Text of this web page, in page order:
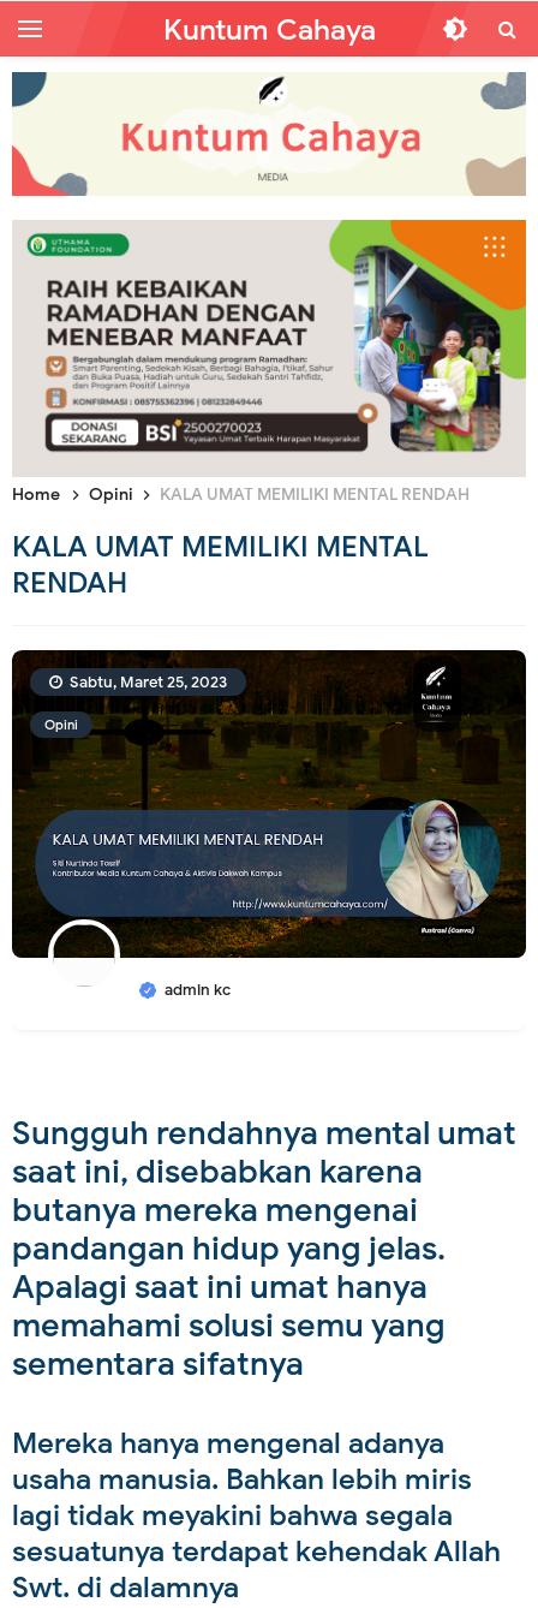
Kuntum Cahaya
Home Opini KALA UMAT MEMILIKI MENTAL RENDAH
KALA UMAT MEMILIKI MENTAL
RENDAH
Opini
admin kc
Sabtu, Maret 25, 2023
Sungguh rendahnya mental umat
saat ini, disebabkan karena
butanya mereka mengenai
pandangan hidup yang jelas.
Apalagi saat ini umat hanya
memahami solusi semu yang
sementara sifatnya
Mereka hanya mengenal adanya
usaha manusia. Bahkan lebih miris
lagi tidak meyakini bahwa segala
sesuatunya terdapat kehendak Allah
Swt. di dalamnya